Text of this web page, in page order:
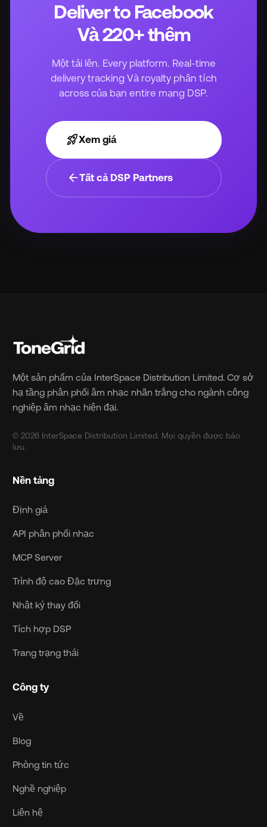
Deliver to Facebook
Và 220+ thêm
Một tải lên. Every platform. Real-time
delivery tracking Và royalty phân tích
across của bạn entire mạng DSP.
rocket_launchXem giá
arrow_backTất cả DSP Partners
Một sản phẩm của InterSpace Distribution Limited. Cơ sở
hạ tầng phân phối âm nhạc nhãn trắng cho ngành công
nghiệp âm nhạc hiện đại.
© 2026 InterSpace Distribution Limited. Mọi quyền được bảo
lưu.
Nền tảng
Định giá
API phân phối nhạc
MCP Server
Trình độ cao Đặc trưng
Nhật ký thay đổi
Tích hợp DSP
Trang trạng thái
Công ty
Về
Blog
Phòng tin tức
Nghề nghiệp
Liên hệ